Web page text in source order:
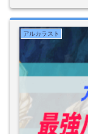
アルカラスト